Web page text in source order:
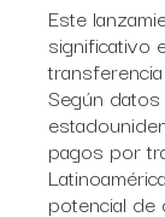
Este
significativo
Según
pagos por
potencial